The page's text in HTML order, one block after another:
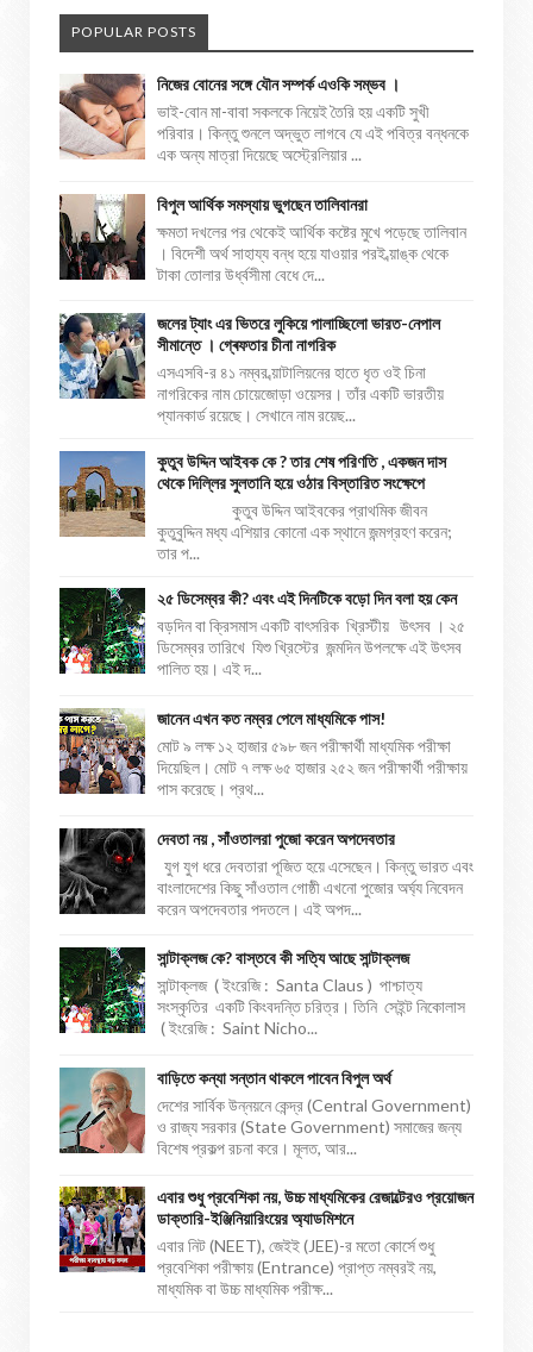
POPULAR POSTS
নিজের বোনের সঙ্গে যৌন সম্পর্ক এওকি সম্ভব ।
ভাই-বোন মা-বাবা সকলকে নিয়েই তৈরি হয় একটি সুখী
পরিবার। কিন্তু শুনলে অদ্ভুত লাগবে যে এই পবিত্র বন্ধনকে
এক অন্য মাত্রা দিয়েছে অস্ট্রেলিয়ার ...
বিপুল আর্থিক সমস্যায় ভুগছেন তালিবানরা
ক্ষমতা দখলের পর থেকেই আর্থিক কষ্টের মুখে পড়েছে তালিবান
। বিদেশী অর্থ সাহায্য বন্ধ হয়ে যাওয়ার পরই ব্য়াঙ্ক থেকে
টাকা তোলার উর্ধ্বসীমা বেধে দে...
জলের ট্যাং এর ভিতরে লুকিয়ে পালাচ্ছিলো ভারত-নেপাল
সীমান্তে । গ্ৰেফতার চীনা নাগরিক
এসএসবি-র ৪১ নম্বর ব্য়াটালিয়নের হাতে ধৃত ওই চিনা
নাগরিকের নাম চোয়েজোড়া ওয়েসর। তাঁর একটি ভারতীয়
প্যানকার্ড রয়েছে। সেখানে নাম রয়েছ...
কুতুব উদ্দিন আইবক কে ? তার শেষ পরিণতি , একজন দাস
থেকে দিল্লির সুলতানি হয়ে ওঠার বিস্তারিত সংক্ষেপে
কুতুব উদ্দিন আইবকের প্রাথমিক জীবন
কুতুবুদ্দিন মধ্য এশিয়ার কোনো এক স্থানে জন্মগ্রহণ করেন;
তার প...
২৫ ডিসেম্বর কী? এবং এই দিনটিকে বড়ো দিন বলা হয় কেন
বড়দিন বা ক্রিসমাস একটি বাৎসরিক খ্রিস্টীয় উৎসব । ২৫
ডিসেম্বর তারিখে যিশু খ্রিস্টের জন্মদিন উপলক্ষে এই উৎসব
পালিত হয়। এই দ...
জানেন এখন কত নম্বর পেলে মাধ্যমিকে পাস!
মোট ৯ লক্ষ ১২ হাজার ৫৯৮ জন পরীক্ষার্থী মাধ্যমিক পরীক্ষা
দিয়েছিল। মোট ৭ লক্ষ ৬৫ হাজার ২৫২ জন পরীক্ষার্থী পরীক্ষায়
পাস করেছে। প্রথ...
দেবতা নয় , সাঁওতালরা পুজো করেন অপদেবতার
যুগ যুগ ধরে দেবতারা পূজিত হয়ে এসেছেন। কিন্তু ভারত এবং
বাংলাদেশের কিছু সাঁওতাল গোষ্ঠী এখনো পুজোর অর্ঘ্য নিবেদন
করেন অপদেবতার পদতলে। এই অপদ...
সান্টাক্লজ কে? বাস্তবে কী সত্যি আছে সান্টাক্লজ
সান্টাক্লজ ( ইংরেজি : Santa Claus ) পাশ্চাত্য
সংস্কৃতির একটি কিংবদন্তি চরিত্র। তিনি সেইন্ট নিকোলাস
( ইংরেজি : Saint Nicho...
বাড়িতে কন্যা সন্তান থাকলে পাবেন বিপুল অর্থ
দেশের সার্বিক উন্নয়নে কেন্দ্র (Central Government)
ও রাজ্য সরকার (State Government) সমাজের জন্য
বিশেষ প্রকল্প রচনা করে। মূলত, আর...
এবার শুধু প্রবেশিকা নয়, উচ্চ মাধ্যমিকের রেজাল্টেরও প্রয়োজন
ডাক্তারি-ইঞ্জিনিয়ারিংয়ের অ্যাডমিশনে
এবার নিট (NEET), জেইই (JEE)-র মতো কোর্সে শুধু
প্রবেশিকা পরীক্ষায় (Entrance) প্রাপ্ত নম্বরই নয়,
মাধ্যমিক বা উচ্চ মাধ্যমিক পরীক্ষ...